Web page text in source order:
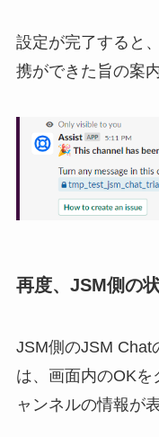
設定が完了すると
携ができた旨の案
再度、JSM側の
JSM側のJSM Chat
は、画面内のOK
ャンネルの情報が